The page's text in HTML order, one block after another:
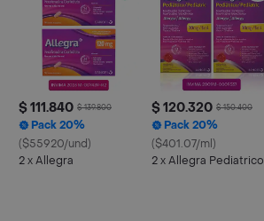
$ 111.840 $ 139.800
Pack 20%
($55920/und)
2 x Allegra
$ 120.320 $ 150.400
Pack 20%
($401.07/ml)
2 x Allegra Pediatrico